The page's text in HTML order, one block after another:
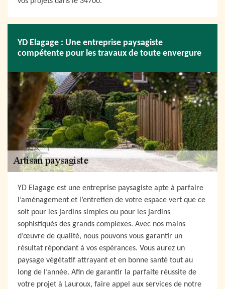
YD Elagage : Une entreprise paysagiste
compétente pour les travaux de toute envergure
YD Elagage est une entreprise paysagiste apte à parfaire
l’aménagement et l’entretien de votre espace vert que ce
soit pour les jardins simples ou pour les jardins
sophistiqués des grands complexes. Avec nos mains
d’œuvre de qualité, nous pouvons vous garantir un
résultat répondant à vos espérances. Vous aurez un
paysage végétatif attrayant et en bonne santé tout au
long de l’année. Afin de garantir la parfaite réussite de
votre projet à Lauroux, faire appel aux services de notre